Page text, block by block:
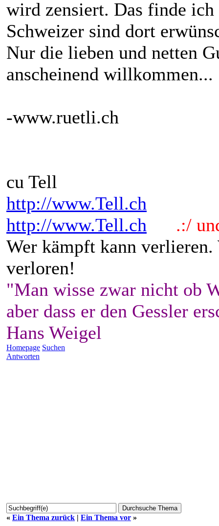
wird zensiert. Das finde
Schweizer sind dort
Nur die lieben und netten
anscheinend willkommen...
-www.ruetli.ch
cu Tell
http://www.Tell.ch
http://www.Tell.ch
.:/
Wer kämpft kann
verloren!
"Man wisse zwar nicht ob
aber dass er den Gessler
Hans Weigel
Homepage Suchen
Antworten
« Ein Thema zurück | Ein Thema vor »